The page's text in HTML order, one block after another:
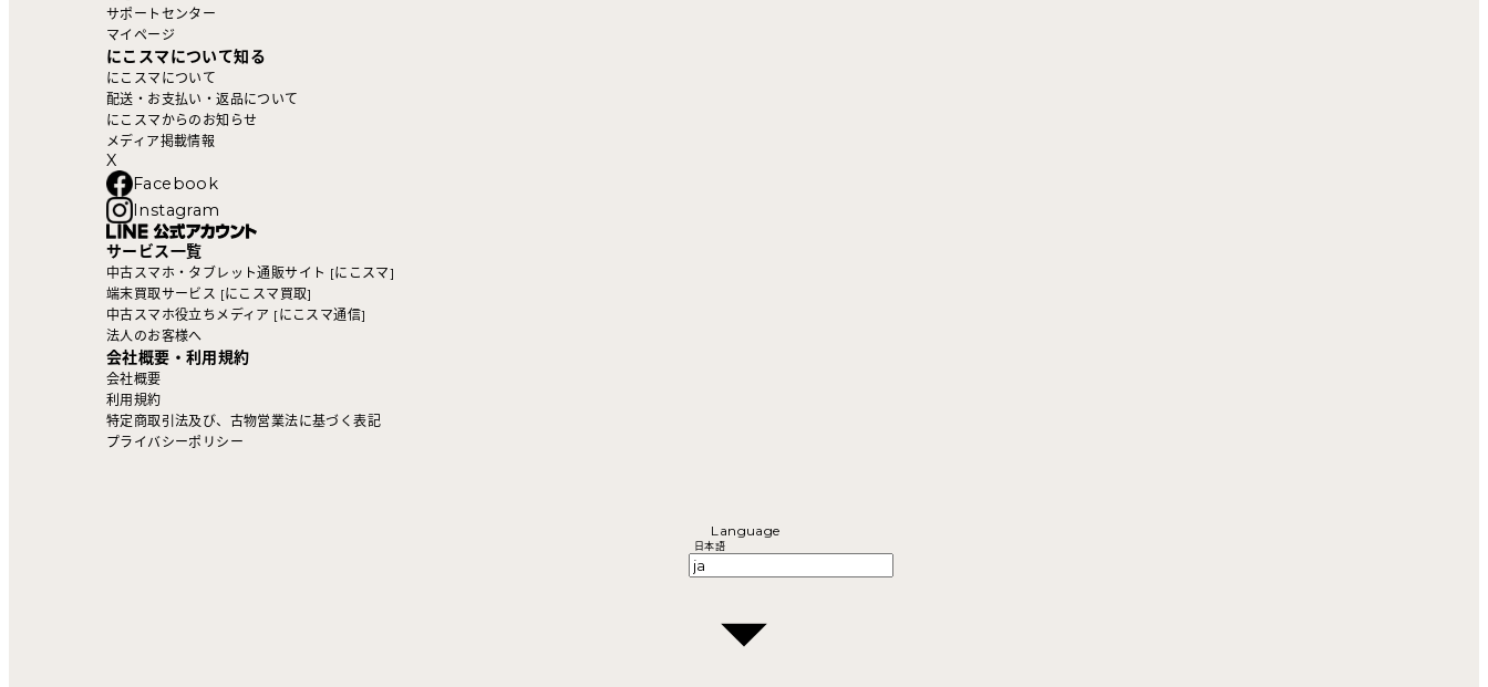
サポートセンター
マイページ
にこスマについて知る
にこスマについて
配送・お支払い・返品について
にこスマからのお知らせ
メディア掲載情報
X
Facebook
Instagram
サービス一覧
中古スマホ・タブレット通販サイト [にこスマ]
端末買取サービス [にこスマ買取]
中古スマホ役立ちメディア [にこスマ通信]
法人のお客様へ
会社概要・利用規約
会社概要
利用規約
特定商取引法及び、古物営業法に基づく表記
プライバシーポリシー
Language
日本語